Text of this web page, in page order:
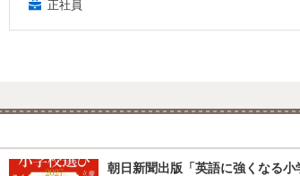
正社員
朝日新聞出版「英語に強くなる